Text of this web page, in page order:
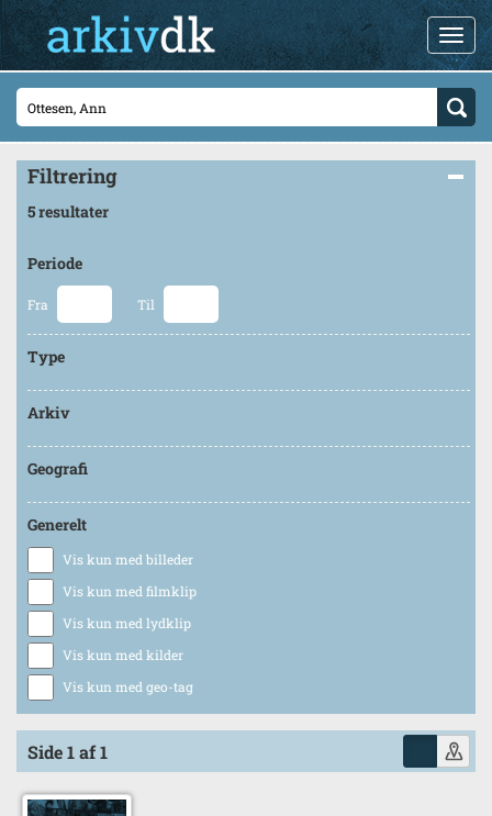
Filtrering
5 resultater
Periode
Fra Til
Type
Arkiv
Geografi
Generelt
Vis kun med billeder
Vis kun med filmklip
Vis kun med lydklip
Vis kun med kilder
Vis kun med geo-tag
Side 1 af 1